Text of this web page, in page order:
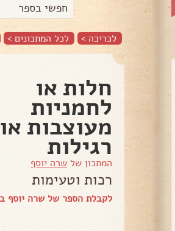
חפשי בספר
לכריכה > לכל המתכונים >
חלות או
לחמניות
מעוצבות או
רגילות
המתכון של שרה יוסף
רכות וטעימות
לקבלת הספר של שרה יוסף